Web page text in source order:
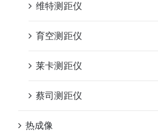
维特测距仪
育空测距仪
莱卡测距仪
蔡司测距仪
热成像